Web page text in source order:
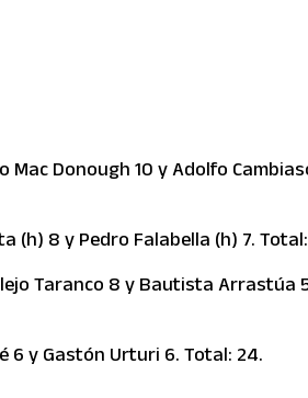
Mac Donough 10 y Adolfo
(h) 8 y Pedro Falabella (h) 7. Total:
Taranco 8 y Bautista Arrastúa
6 y Gastón Urturi 6. Total: 24.